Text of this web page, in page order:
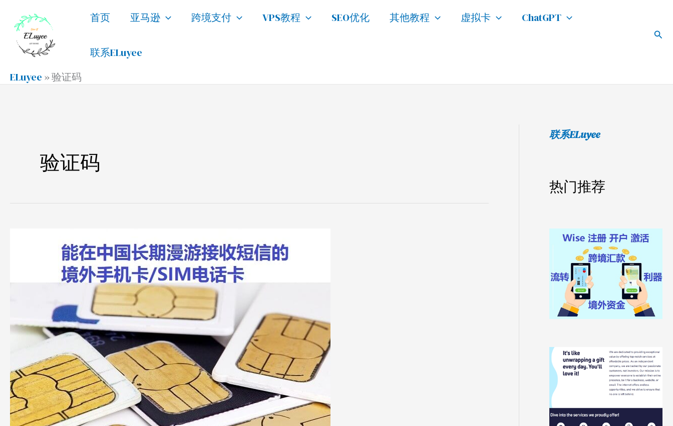
首页 亚马逊 跨境支付 VPS教程 SEO优化 其他教程 虚拟卡 ChatGPT
联系ELuyee
搜
ELuyee »验证码
验证码
国
漫
接
收
短
信
联系ELuyee
热门推荐